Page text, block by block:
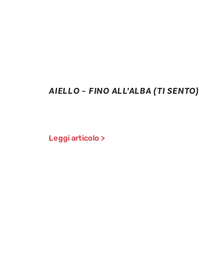
AIELLO – FINO ALL’ALBA (TI SENTO)
Leggi articolo >